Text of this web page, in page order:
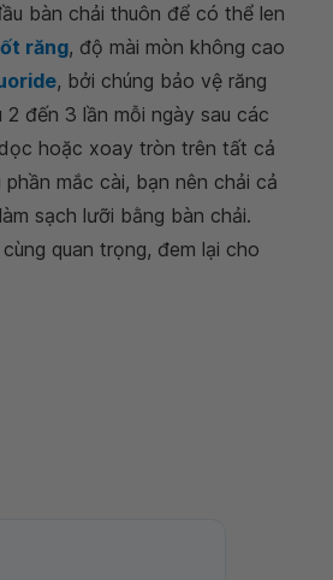
bàn chải thuôn để có thể len
răng, độ mài mòn không cao
, bởi chúng bảo vệ răng
đến 3 lần mỗi ngày sau các
hoặc xoay tròn trên tất cả
mắc cài, bạn nên chải cả
sạch lưỡi bằng bàn chải.
quan trọng, đem lại cho